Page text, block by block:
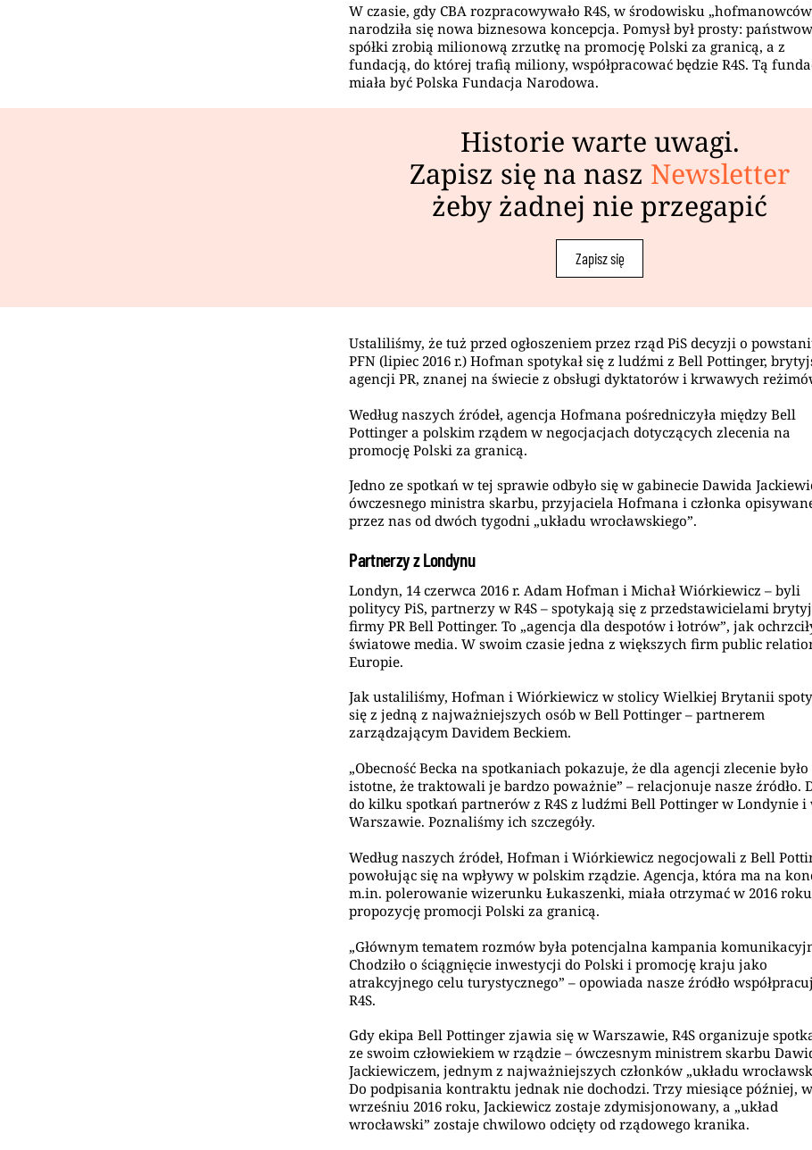
W czasie, gdy CBA rozpracowywało R4S, w środowisku
narodziła się nowa biznesowa koncepcja. Pomysł był prosty:
spółki zrobią milionową zrzutkę na promocję Polski za granicą, a z
fundacją, do której trafią miliony, współpracować będzie R4S. Tą
miała być Polska Fundacja Narodowa.
Historie warte uwagi.
Zapisz się na nasz Newsletter
żeby żadnej nie przegapić
Zapisz się
Ustaliliśmy, że tuż przed ogłoszeniem przez rząd PiS decyzji o
PFN (lipiec 2016 r.) Hofman spotykał się z ludźmi z Bell Pottinger,
agencji PR, znanej na świecie z obsługi dyktatorów i krwawych
Według naszych źródeł, agencja Hofmana pośredniczyła między Bell
Pottinger a polskim rządem w negocjacjach dotyczących zlecenia na
promocję Polski za granicą.
Jedno ze spotkań w tej sprawie odbyło się w gabinecie Dawida
ówczesnego ministra skarbu, przyjaciela Hofmana i członka
przez nas od dwóch tygodni „układu wrocławskiego”.
Partnerzy z Londynu
Londyn, 14 czerwca 2016 r. Adam Hofman i Michał Wiórkiewicz – byli
politycy PiS, partnerzy w R4S – spotykają się z przedstawicielami
firmy PR Bell Pottinger. To „agencja dla despotów i łotrów”, jak
światowe media. W swoim czasie jedna z większych firm public
Europie.
Jak ustaliliśmy, Hofman i Wiórkiewicz w stolicy Wielkiej Brytanii
się z jedną z najważniejszych osób w Bell Pottinger – partnerem
zarządzającym Davidem Beckiem.
„Obecność Becka na spotkaniach pokazuje, że dla agencji zlecenie było
istotne, że traktowali je bardzo poważnie” – relacjonuje nasze źródło.
do kilku spotkań partnerów z R4S z ludźmi Bell Pottinger w Londynie i
Warszawie. Poznaliśmy ich szczegóły.
Według naszych źródeł, Hofman i Wiórkiewicz negocjowali z Bell
powołując się na wpływy w polskim rządzie. Agencja, która ma na
m.in. polerowanie wizerunku Łukaszenki, miała otrzymać w 2016 roku
propozycję promocji Polski za granicą.
„Głównym tematem rozmów była potencjalna kampania
Chodziło o ściągnięcie inwestycji do Polski i promocję kraju jako
atrakcyjnego celu turystycznego” – opowiada nasze źródło
R4S.
Gdy ekipa Bell Pottinger zjawia się w Warszawie, R4S organizuje
ze swoim człowiekiem w rządzie – ówczesnym ministrem skarbu
Jackiewiczem, jednym z najważniejszych członków „układu
Do podpisania kontraktu jednak nie dochodzi. Trzy miesiące później,
wrześniu 2016 roku, Jackiewicz zostaje zdymisjonowany, a „układ
wrocławski” zostaje chwilowo odcięty od rządowego kranika.